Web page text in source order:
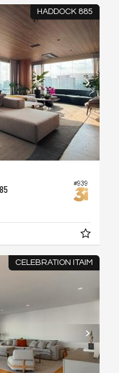
HADDOCK 885
#939
CELEBRATION ITAIM